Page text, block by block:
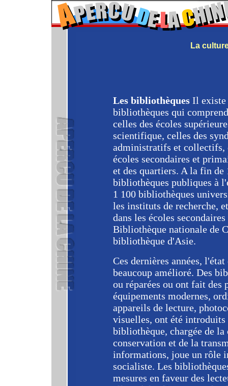
La
Les bibliothèques Il existe
bibliothèques qui
celles des écoles
scientifique, celles des
administratifs et collectifs,
écoles secondaires et
et des quartiers. A la fin
bibliothèques publiques à
1 100 bibliothèques
les instituts de recherche,
dans les écoles
Bibliothèque nationale de
bibliothèque d'Asie.
Ces dernières années,
beaucoup amélioré. Des
ou réparées ou ont fait des
équipements modernes,
appareils de lecture,
visuelles, ont été
bibliothèque, chargée de
conservation et de la
informations, joue un rôle
socialiste. Les
mesures en faveur des